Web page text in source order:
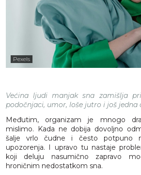
Pexels
Većina ljudi manjak sna zamišlja
podočnjaci, umor, loše jutro i još jedna
Međutim, organizam je mnogo
mislimo. Kada ne dobija dovoljno
šalje vrlo čudne i često potpuno
upozorenja. I upravo tu nastaje
koji deluju nasumično zapravo
hroničnim nedostatkom sna.